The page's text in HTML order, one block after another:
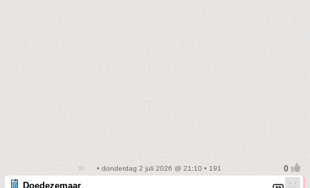
• donderdag 2 juli 2026 @ 21:10 • 191
Doedezemaar